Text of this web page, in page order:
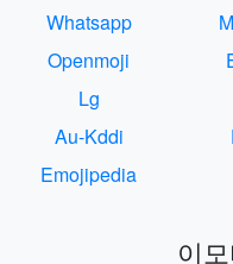
Whatsapp
Openmoji
Lg
Au-Kddi
Emojipedia
이